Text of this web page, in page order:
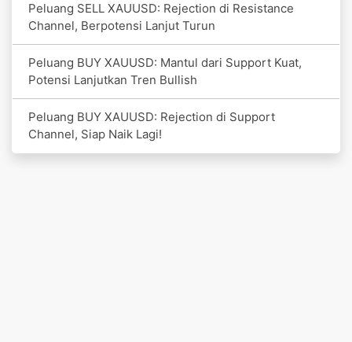
Peluang SELL XAUUSD: Rejection di Resistance
Channel, Berpotensi Lanjut Turun
Peluang BUY XAUUSD: Mantul dari Support Kuat,
Potensi Lanjutkan Tren Bullish
Peluang BUY XAUUSD: Rejection di Support
Channel, Siap Naik Lagi!